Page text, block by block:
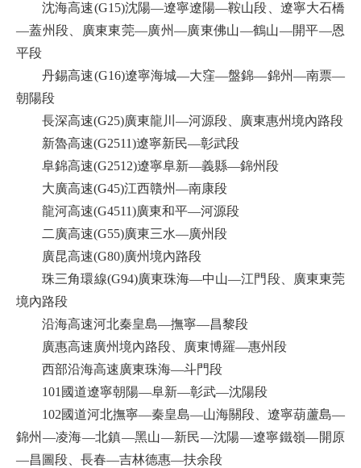
沈海高速(G15)沈陽—遼寧遼陽—鞍山段、遼寧大石橋
—蓋州段、廣東東莞—廣州—廣東佛山—鶴山—開平—恩
平段
丹錫高速(G16)遼寧海城—大窪—盤錦—錦州—南票—
朝陽段
長深高速(G25)廣東龍川—河源段、廣東惠州境內路段
新魯高速(G2511)遼寧新民—彰武段
阜錦高速(G2512)遼寧阜新—義縣—錦州段
大廣高速(G45)江西贛州—南康段
龍河高速(G4511)廣東和平—河源段
二廣高速(G55)廣東三水—廣州段
廣昆高速(G80)廣州境內路段
珠三角環線(G94)廣東珠海—中山—江門段、廣東東莞
境內路段
沿海高速河北秦皇島—撫寧—昌黎段
廣惠高速廣州境內路段、廣東博羅—惠州段
西部沿海高速廣東珠海—斗門段
101國道遼寧朝陽—阜新—彰武—沈陽段
102國道河北撫寧—秦皇島—山海關段、遼寧葫蘆島—
錦州—凌海—北鎮—黑山—新民—沈陽—遼寧鐵嶺—開原
—昌圖段、長春—吉林德惠—扶余段